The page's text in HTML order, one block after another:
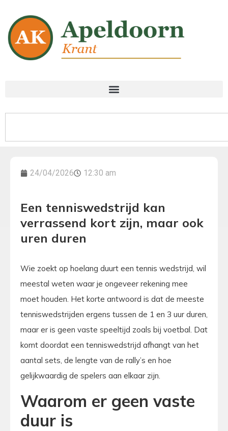
24/04/2026 12:30 am
Een tenniswedstrijd kan
verrassend kort zijn, maar ook
uren duren
Wie zoekt op hoelang duurt een tennis wedstrijd, wil
meestal weten waar je ongeveer rekening mee
moet houden. Het korte antwoord is dat de meeste
tenniswedstrijden ergens tussen de 1 en 3 uur duren,
maar er is geen vaste speeltijd zoals bij voetbal. Dat
komt doordat een tenniswedstrijd afhangt van het
aantal sets, de lengte van de rally’s en hoe
gelijkwaardig de spelers aan elkaar zijn.
Waarom er geen vaste
duur is